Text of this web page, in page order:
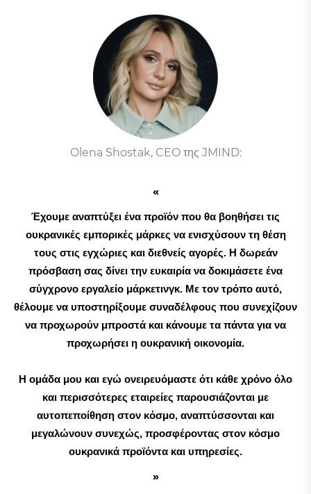
Olena Shostak, CEO της JMIND:
Έχουμε αναπτύξει ένα προϊόν που θα βοηθήσει τις
ουκρανικές εμπορικές μάρκες να ενισχύσουν τη θέση
τους στις εγχώριες και διεθνείς αγορές. Η δωρεάν
πρόσβαση σας δίνει την ευκαιρία να δοκιμάσετε ένα
σύγχρονο εργαλείο μάρκετινγκ. Με τον τρόπο αυτό,
θέλουμε να υποστηρίξουμε συναδέλφους που συνεχίζουν
να προχωρούν μπροστά και κάνουμε τα πάντα για να
προχωρήσει η ουκρανική οικονομία.
Η ομάδα μου και εγώ ονειρευόμαστε ότι κάθε χρόνο όλο
και περισσότερες εταιρείες παρουσιάζονται με
αυτοπεποίθηση στον κόσμο, αναπτύσσονται και
μεγαλώνουν συνεχώς, προσφέροντας στον κόσμο
ουκρανικά προϊόντα και υπηρεσίες.